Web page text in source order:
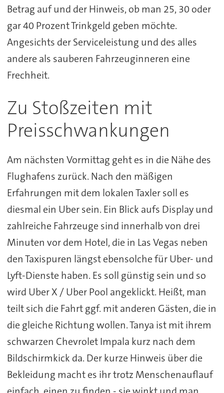
Betrag auf und der Hinweis, ob man 25, 30 oder
gar 40 Prozent Trinkgeld geben möchte.
Angesichts der Serviceleistung und des alles
andere als sauberen Fahrzeuginneren eine
Frechheit.
Zu Stoßzeiten mit
Preisschwankungen
Am nächsten Vormittag geht es in die Nähe des
Flughafens zurück. Nach den mäßigen
Erfahrungen mit dem lokalen Taxler soll es
diesmal ein Uber sein. Ein Blick aufs Display und
zahlreiche Fahrzeuge sind innerhalb von drei
Minuten vor dem Hotel, die in Las Vegas neben
den Taxispuren längst ebensolche für Uber- und
Lyft-Dienste haben. Es soll günstig sein und so
wird Uber X / Uber Pool angeklickt. Heißt, man
teilt sich die Fahrt ggf. mit anderen Gästen, die in
die gleiche Richtung wollen. Tanya ist mit ihrem
schwarzen Chevrolet Impala kurz nach dem
Bildschirmkick da. Der kurze Hinweis über die
Bekleidung macht es ihr trotz Menschenauflauf